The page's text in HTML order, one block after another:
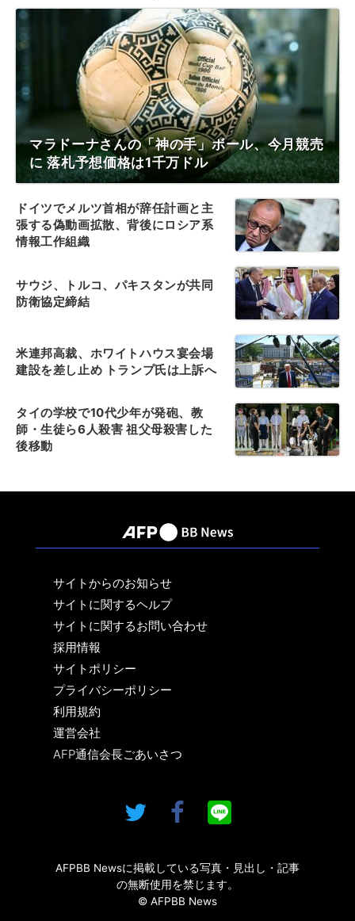
マラドーナさんの「神の手」ボール、今月競売
に 落札予想価格は1千万ドル
ドイツでメルツ首相が辞任計画と主
張する偽動画拡散、背後にロシア系
情報工作組織
サウジ、トルコ、パキスタンが共同
防衛協定締結
米連邦高裁、ホワイトハウス宴会場
建設を差し止め トランプ氏は上訴へ
タイの学校で10代少年が発砲、教
師・生徒ら6人殺害 祖父母殺害した
後移動
サイトからのお知らせ
サイトに関するヘルプ
サイトに関するお問い合わせ
採用情報
サイトポリシー
プライバシーポリシー
利用規約
運営会社
AFP通信会長ごあいさつ
AFPBB Newsに掲載している写真・見出し・記事
の無断使用を禁じます。
© AFPBB News